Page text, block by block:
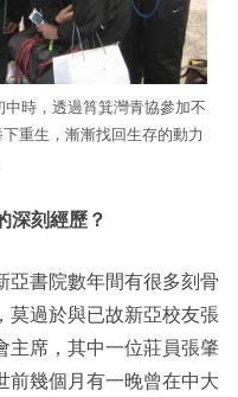
時，透過筲箕灣青協參加不
重生，漸漸找回生存的動力
深刻經歷？
亞書院數年間有很多刻骨
莫過於與已故新亞校友張
主席，其中一位莊員張肇
前幾個月有一晚曾在中大